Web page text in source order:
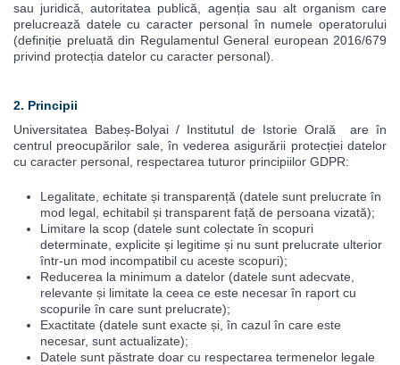
sau juridică, autoritatea publică, agenția sau alt organism care
prelucrează datele cu caracter personal în numele operatorului
(definiție preluată din Regulamentul General european 2016/679
privind protecția datelor cu caracter personal).
2. Principii
Universitatea Babeș-Bolyai / Institutul de Istorie Orală are în
centrul preocupărilor sale, în vederea asigurării protecției datelor
cu caracter personal, respectarea tuturor principiilor GDPR:
Legalitate, echitate și transparență (datele sunt prelucrate în
mod legal, echitabil și transparent față de persoana vizată);
Limitare la scop (datele sunt colectate în scopuri
determinate, explicite și legitime și nu sunt prelucrate ulterior
într-un mod incompatibil cu aceste scopuri);
Reducerea la minimum a datelor (datele sunt adecvate,
relevante și limitate la ceea ce este necesar în raport cu
scopurile în care sunt prelucrate);
Exactitate (datele sunt exacte și, în cazul în care este
necesar, sunt actualizate);
Datele sunt păstrate doar cu respectarea termenelor legale